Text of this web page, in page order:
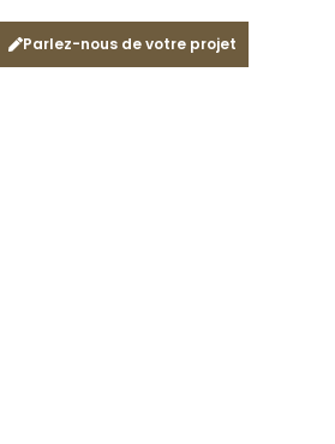
Parlez-nous de votre projet